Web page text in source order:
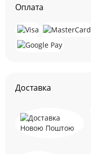
Оплата
Доставка